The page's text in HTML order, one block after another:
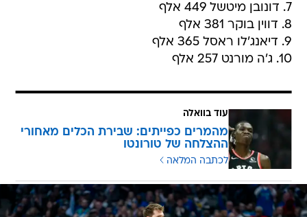
7. דונובן מיטשל 449 אלף
8. דווין בוקר 381 אלף
9. דיאנג'לו ראסל 365 אלף
10. ג'ה מורנט 257 אלף
עוד בוואלה
מהמרים כפייתים: שבירת הכלים מאחורי
ההצלחה של טורונטו
לכתבה המלאה